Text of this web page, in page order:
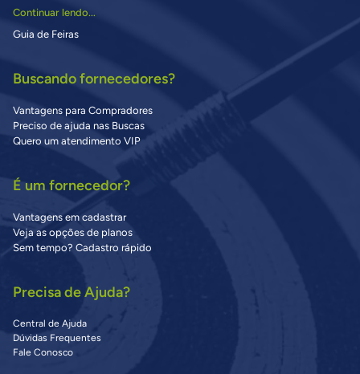
Continuar lendo...
Guia de Feiras
Buscando fornecedores?
Vantagens para Compradores
Preciso de ajuda nas Buscas
Quero um atendimento VIP
É um fornecedor?
Vantagens em cadastrar
Veja as opções de planos
Sem tempo? Cadastro rápido
Precisa de Ajuda?
Central de Ajuda
Dúvidas Frequentes
Fale Conosco